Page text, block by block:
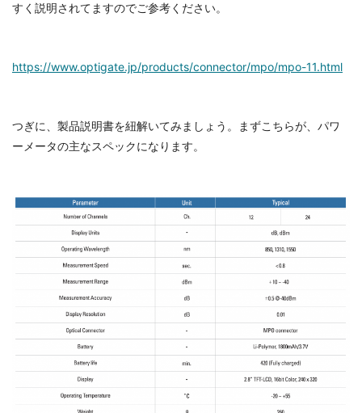
すく説明されてますのでご参考ください。
https://www.optigate.jp/products/connector/mpo/mpo-11.html
つぎに、製品説明書を紐解いてみましょう。まずこちらが、パワ
ーメータの主なスペックになります。